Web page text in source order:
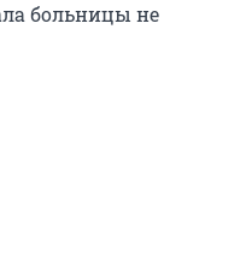
больницы не